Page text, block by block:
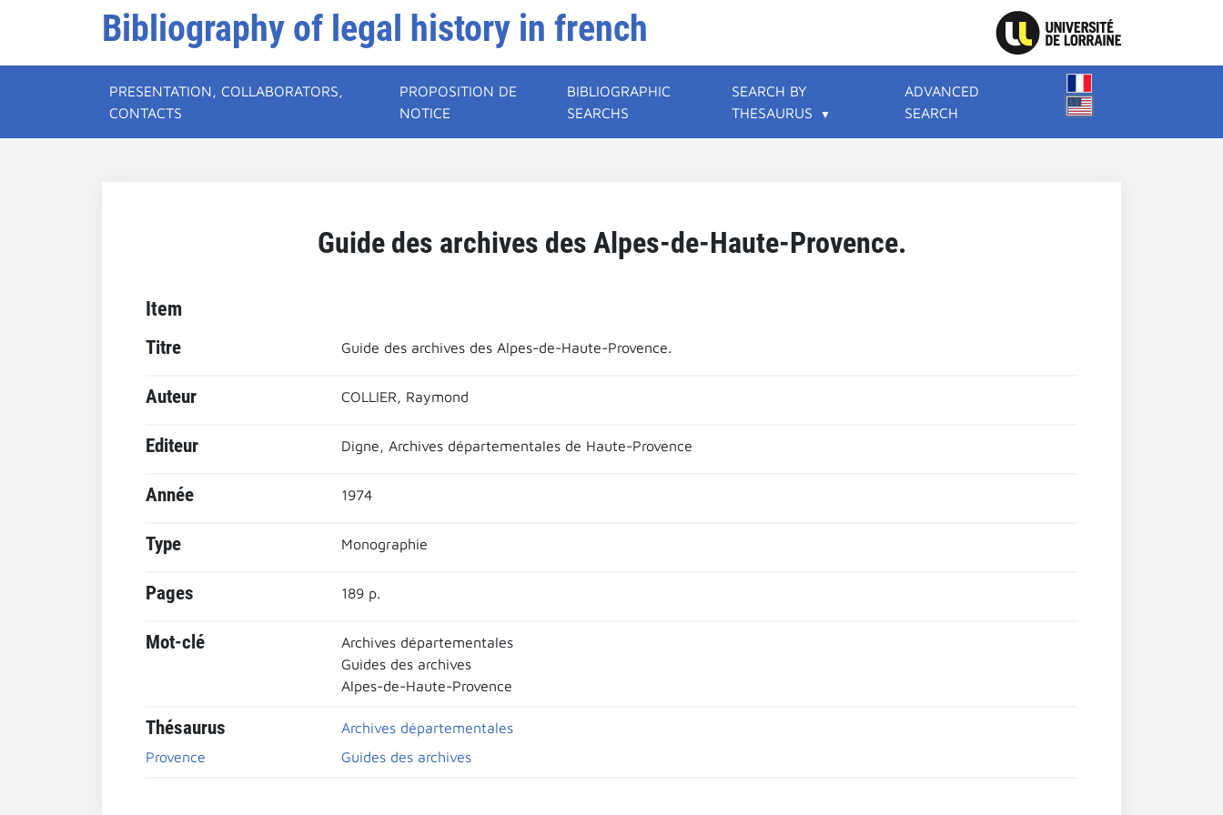
Bibliography of legal history in french
PRESENTATION, COLLABORATORS,
CONTACTS
PROPOSITION DE
NOTICE
BIBLIOGRAPHIC
SEARCHS
SEARCH BY
THESAURUS
ADVANCED
SEARCH
Guide des archives des Alpes-de-Haute-Provence.
Item
Titre Guide des archives des Alpes-de-Haute-Provence.
Auteur COLLIER, Raymond
Editeur Digne, Archives départementales de Haute-Provence
Année 1974
Type Monographie
Pages 189 p.
Mot-clé
Archives départementales
Guides des archives
Alpes-de-Haute-Provence
Thésaurus
Archives départementales
Provence
Guides des archives